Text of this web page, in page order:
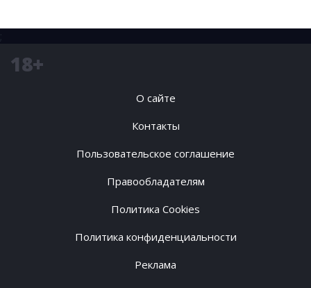
;
18+
О сайте
Контакты
Пользовательское соглашение
Правообладателям
Политика Cookies
Политика конфиденциальности
Реклама